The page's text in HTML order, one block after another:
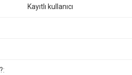
Kayıtlı kullanıcı